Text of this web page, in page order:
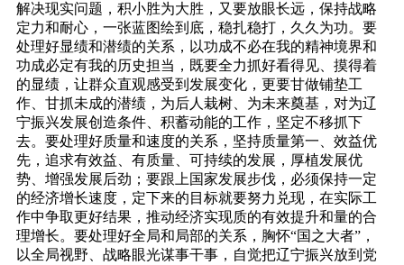
解决现实问题，积小胜为大胜，又要放眼长远，保持战略
定力和耐心，一张蓝图绘到底，稳扎稳打，久久为功。要
处理好显绩和潜绩的关系，以功成不必在我的精神境界和
功成必定有我的历史担当，既要全力抓好看得见、摸得着
的显绩，让群众直观感受到发展变化，更要甘做铺垫工
作、甘抓未成的潜绩，为后人栽树、为未来奠基，对为辽
宁振兴发展创造条件、积蓄动能的工作，坚定不移抓下
去。要处理好质量和速度的关系，坚持质量第一、效益优
先，追求有效益、有质量、可持续的发展，厚植发展优
势、增强发展后劲；要跟上国家发展步伐，必须保持一定
的经济增长速度，定下来的目标就要努力兑现，在实际工
作中争取更好结果，推动经济实现质的有效提升和量的合
理增长。要处理好全局和局部的关系，胸怀“国之大者”，
以全局视野、战略眼光谋事干事，自觉把辽宁振兴放到党